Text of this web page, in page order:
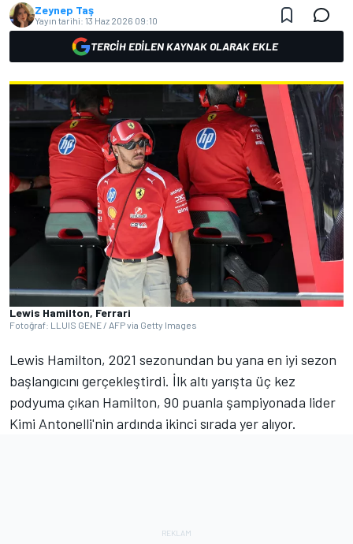
Zeynep Taş
Yayın tarihi: 13 Haz 2026 09:10
TERCIH EDILEN KAYNAK OLARAK EKLE
Lewis Hamilton, Ferrari
Fotoğraf: LLUIS GENE / AFP via Getty Images
Lewis Hamilton, 2021 sezonundan bu yana en iyi sezon
başlangıcını gerçekleştirdi. İlk altı yarışta üç kez
podyuma çıkan Hamilton, 90 puanla şampiyonada lider
Kimi Antonelli'nin ardında ikinci sırada yer alıyor.